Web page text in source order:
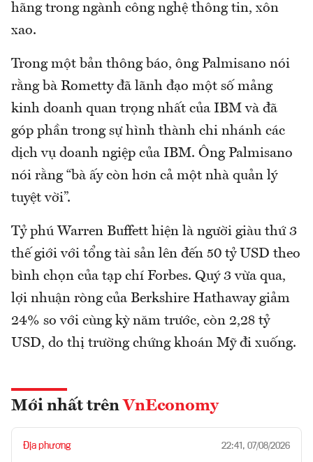
hãng trong ngành công nghệ thông tin, xôn
xao.
Trong một bản thông báo, ông Palmisano nói
rằng bà Rometty đã lãnh đạo một số mảng
kinh doanh quan trọng nhất của IBM và đã
góp phần trong sự hình thành chi nhánh các
dịch vụ doanh ngiệp của IBM. Ông Palmisano
nói rằng “bà ấy còn hơn cả một nhà quản lý
tuyệt vời”.
Tỷ phú Warren Buffett hiện là người giàu thứ 3
thế giới với tổng tài sản lên đến 50 tỷ USD theo
bình chọn của tạp chí Forbes. Quý 3 vừa qua,
lợi nhuận ròng của Berkshire Hathaway giảm
24% so với cùng kỳ năm trước, còn 2,28 tỷ
USD, do thị trường chứng khoán Mỹ đi xuống.
Mới nhất trên VnEconomy
Địa phương 22:41, 07/08/2026